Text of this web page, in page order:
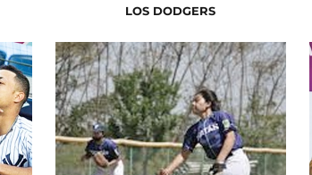
LOS DODGERS